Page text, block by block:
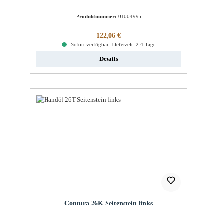
Produktnummer: 01004995
Regulärer Preis:
122,06 €
Sofort verfügbar, Lieferzeit: 2-4 Tage
Details
Contura 26K Seitenstein links